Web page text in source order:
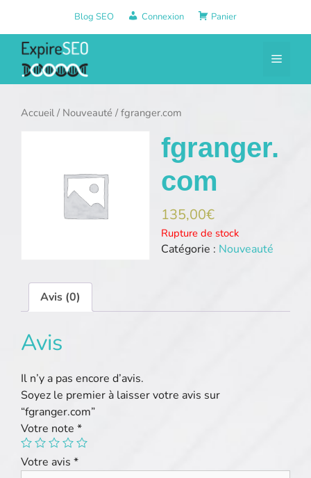
contenu
Blog SEO Connexion Panier
Menu
Accueil/ Nouveauté / fgranger.com
fgranger.
com
135,00€
Rupture de stock
Catégorie : Nouveauté
Avis (0)
Avis
Il n’y a pas encore d’avis.
Soyez le premier à laisser votre avis sur
“fgranger.com”
Votre note *
Votre avis *